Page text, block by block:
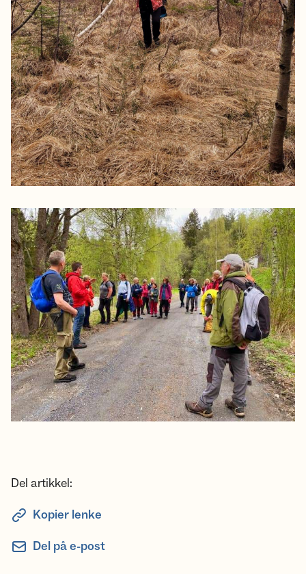
Del artikkel:
Kopier lenke
Del på e-post